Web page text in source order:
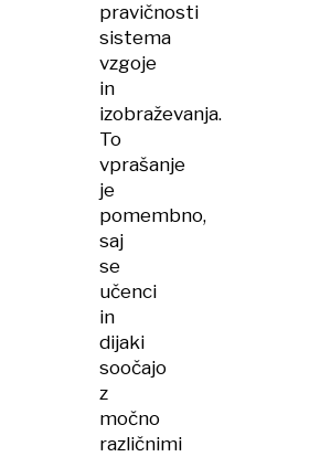
pravičnosti
sistema
vzgoje
in
izobraževanja.
To
vprašanje
je
pomembno,
saj
se
učenci
in
dijaki
soočajo
z
močno
različnimi